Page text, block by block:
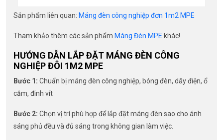
Sản phẩm liên quan: Máng đèn công nghiệp đơn 1m2 MPE
Tham khảo thêm các sản phẩm Máng Đèn MPE khác!
HƯỚNG DẪN LẮP ĐẶT MÁNG ĐÈN CÔNG
NGHIỆP ĐÔI 1M2 MPE
Bước 1: Chuẩn bị máng đèn công nghiệp, bóng đèn, dây điện, ổ
cắm, đinh vít
Bước 2: Chọn vị trí phù hợp để lắp đặt máng đèn sao cho ánh
sáng phủ đều và đủ sáng trong không gian làm việc.